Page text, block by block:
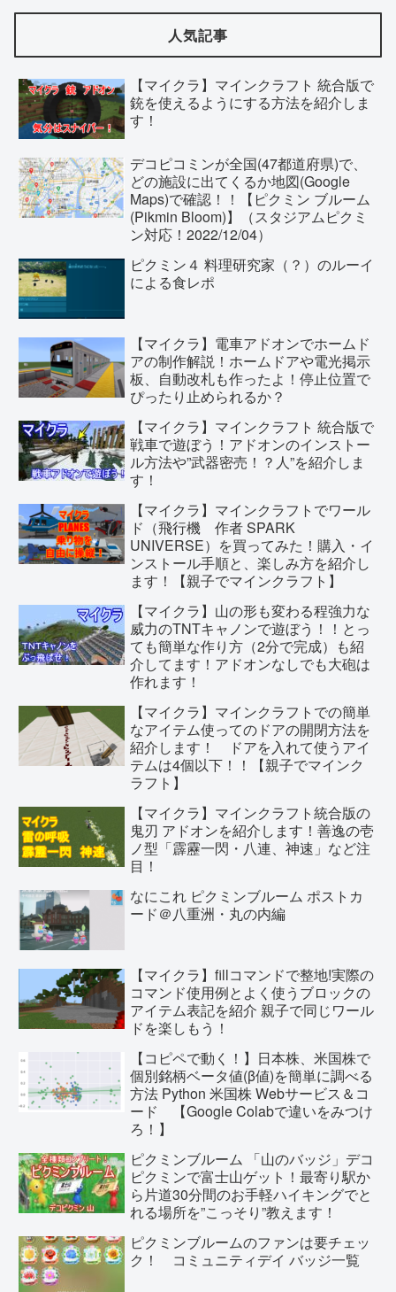
人気記事
【マイクラ】マインクラフト 統合版で
銃を使えるようにする方法を紹介しま
す！
デコピコミンが全国(47都道府県)で、
どの施設に出てくるか地図(Google
Maps)で確認！！【ピクミン ブルーム
(Pikmin Bloom)】（スタジアムピクミ
ン対応！2022/12/04）
ピクミン４ 料理研究家（？）のルーイ
による食レポ
【マイクラ】電車アドオンでホームド
アの制作解説！ホームドアや電光掲示
板、自動改札も作ったよ！停止位置で
ぴったり止められるか？
【マイクラ】マインクラフト 統合版で
戦車で遊ぼう！アドオンのインストー
ル方法や”武器密売！？人”を紹介しま
す！
【マイクラ】マインクラフトでワール
ド（飛行機 作者 SPARK
UNIVERSE）を買ってみた！購入・イ
ンストール手順と、楽しみ方を紹介し
ます！【親子でマインクラフト】
【マイクラ】山の形も変わる程強力な
威力のTNTキャノンで遊ぼう！！とっ
ても簡単な作り方（2分で完成）も紹
介してます！アドオンなしでも大砲は
作れます！
【マイクラ】マインクラフトでの簡単
なアイテム使ってのドアの開閉方法を
紹介します！ ドアを入れて使うアイ
テムは4個以下！！【親子でマインク
ラフト】
【マイクラ】マインクラフト統合版の
鬼刃 アドオンを紹介します！善逸の壱
ノ型「霹靂一閃・八連、神速」など注
目！
なにこれ ピクミンブルーム ポストカ
ード＠八重洲・丸の内編
【マイクラ】fillコマンドで整地!実際の
コマンド使用例とよく使うブロックの
アイテム表記を紹介 親子で同じワール
ドを楽しもう！
【コピペで動く！】日本株、米国株で
個別銘柄ベータ値(β値)を簡単に調べる
方法 Python 米国株 Webサービス＆コ
ード 【Google Colabで違いをみつけ
ろ！】
ピクミンブルーム 「山のバッジ」デコ
ピクミンで富士山ゲット！最寄り駅か
ら片道30分間のお手軽ハイキングでと
れる場所を”こっそり”教えます！
ピクミンブルームのファンは要チェッ
ク！ コミュニティデイ バッジ一覧